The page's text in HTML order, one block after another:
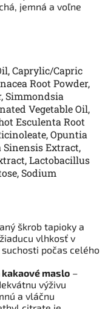
jemná a voľne
Caprylic/Capric
Root Powder,
Simmondsia
Vegetable Oil,
Esculenta Root
Opuntia
Extract,
Lactobacillus
Sodium
škrob tapioky a
vlhkosť v
počas celého
maslo –
výživu
a vláčnu